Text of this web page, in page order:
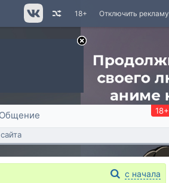
Отключить рекламу
18+
18+
с начала